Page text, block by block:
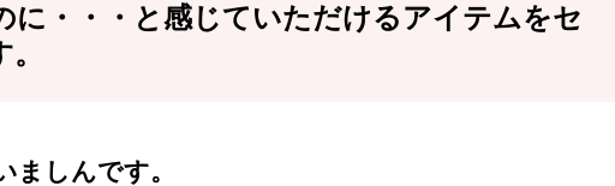
に・・・と感じていただけるアイテムをセ
ましんです。